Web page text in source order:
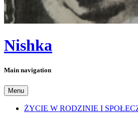
Nishka
Main navigation
Menu
ŻYCIE W RODZINIE I